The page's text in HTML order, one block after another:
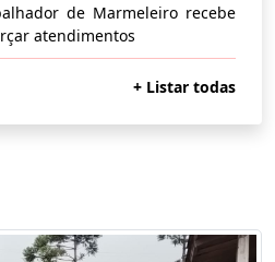
de Marmeleiro recebe
atendimentos
+ Listar todas